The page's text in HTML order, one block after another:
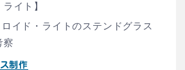
イト】
イド・ライトのステンドグラス
察
制作